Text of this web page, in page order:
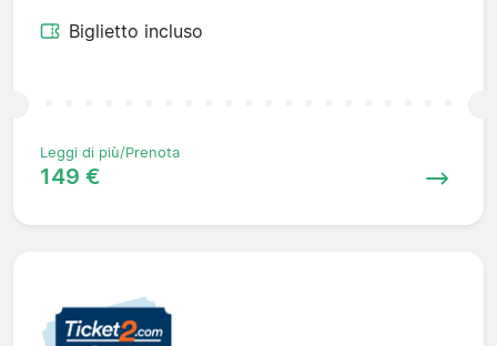
Biglietto incluso
Leggi di più/Prenota
149 €